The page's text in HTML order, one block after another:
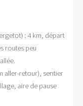
: 4 km, départ
routes peu
aller-retour), sentier
aire de pause